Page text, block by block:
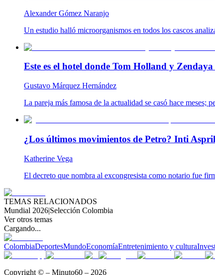
Alexander Gómez Naranjo
Un estudio halló microorganismos en todos los cascos
Este es el hotel donde Tom Holland y
Gustavo Márquez Hernández
La pareja más famosa de la actualidad se casó hace
¿Los últimos movimientos de Petro? Inti
Katherine Vega
El decreto que nombra al excongresista como notario fue
TEMAS RELACIONADOS
Mundial 2026|Selección Colombia
Ver otros temas
Cargando...
ColombiaDeportesMundoEconomíaEntretenimiento y cultura
Copyright © – Minuto60 – 2026